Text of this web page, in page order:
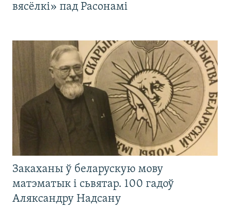
вясёлкі» пад Расонамі
Закаханы ў беларускую мову
матэматык і сьвятар. 100 гадоў
Аляксандру Надсану